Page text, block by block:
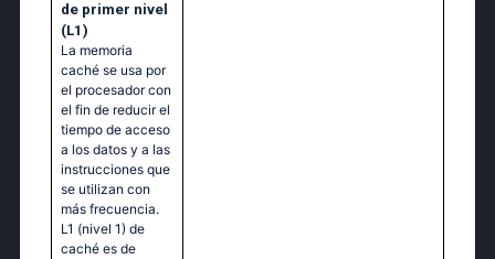
de primer nivel
(L1)
La memoria
caché se usa por
el procesador con
el fin de reducir el
tiempo de acceso
a los datos y a las
instrucciones que
se utilizan con
más frecuencia.
L1 (nivel 1) de
caché es de